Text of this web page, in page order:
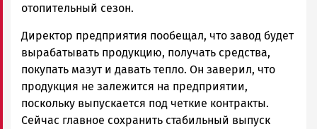
отопительный сезон.
Директор предприятия пообещал, что завод будет
вырабатывать продукцию, получать средства,
покупать мазут и давать тепло. Он заверил, что
продукция не залежится на предприятии,
поскольку выпускается под четкие контракты.
Сейчас главное сохранить стабильный выпуск